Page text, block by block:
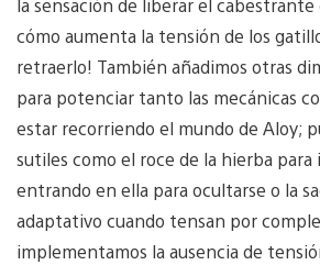
la sensación de liberar el cabestrante
cómo aumenta la tensión de los
retraerlo! También añadimos otras
para potenciar tanto las mecánicas
estar recorriendo el mundo de Aloy;
sutiles como el roce de la hierba para
entrando en ella para ocultarse o la
adaptativo cuando tensan por
implementamos la ausencia de